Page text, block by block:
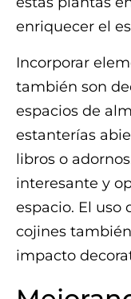
enriquecer el
Incorporar
también son
espacios de
estanterías
libros o
interesante y
espacio. El uso
cojines
impacto